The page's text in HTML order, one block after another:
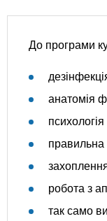
До програми
анатомія
правильна
робота з
так само